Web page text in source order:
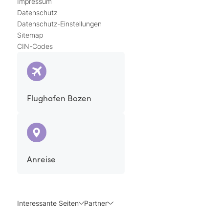
Datenschutz
Datenschutz-Einstellungen
Sitemap
CIN-Codes
Flughafen Bozen
Anreise
Interessante Seiten Partner